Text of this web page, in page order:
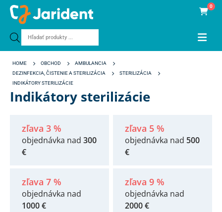
Products
0
HOME OBCHOD
AMBULANCIA
DEZINFEKCIA, ČISTENIE A STERILIZÁCIA
STERILIZÁCIA
INDIKÁTORY STERILIZÁCIE
Indikátory sterilizácie
zľava 3 %
objednávka nad 300
€
zľava 5 %
objednávka nad 500
€
zľava 7 %
objednávka nad
1000 €
zľava 9 %
objednávka nad
2000 €